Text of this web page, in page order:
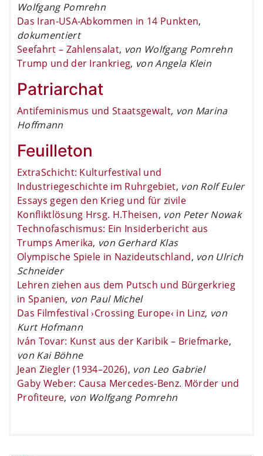
Wolfgang Pomrehn
Das Iran-USA-Abkommen in 14 Punkten,
dokumentiert
Seefahrt – Zahlensalat, von Wolfgang Pomrehn
Trump und der Irankrieg, von Angela Klein
Patriarchat
Antifeminismus und Staatsgewalt, von Marina
Hoffmann
Feuilleton
ExtraSchicht: Kulturfestival und
Industriegeschichte im Ruhrgebiet, von Rolf Euler
Essays gegen den Krieg und für zivile
Konfliktlösung Hrsg. H.Theisen, von Peter Nowak
Technofaschismus: Ein Insiderbericht aus
Trumps Amerika, von Gerhard Klas
Olympische Spiele in Nazideutschland, von Ulrich
Schneider
Lehren ziehen aus dem Putsch und Bürgerkrieg
in Spanien, von Paul Michel
Das Filmfestival ›Crossing Europe‹ in Linz, von
Kurt Hofmann
Iván Tovar: Kunst aus der Karibik – Briefmarke,
von Kai Böhne
Jean Ziegler (1934–2026), von Leo Gabriel
Gaby Weber: Causa Mercedes-Benz. Mörder und
Profiteure, von Wolfgang Pomrehn